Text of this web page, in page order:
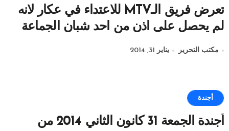
تعرض فريق الـMTV للاعتداء في عكار لانه
لم يحصل على اذن من احد شبان الجماعة
الاسلامية
مكتب التحرير يناير 31, 2014
أجندة
أجندة الجمعة 31 كانون الثاني 2014 من